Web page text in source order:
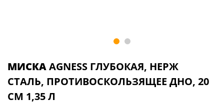
МИСКАAGNESS ГЛУБОКАЯ, НЕРЖ
СТАЛЬ, ПРОТИВОСКОЛЬЗЯЩЕЕ ДНО, 20
СМ 1,35 Л